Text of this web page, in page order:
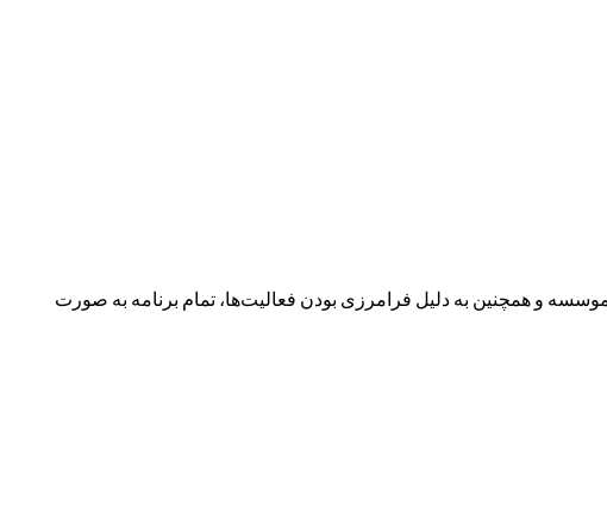
و همچنین به دلیل فرامرزی بودن فعالیت‌ها، تمام برنامه به صورت